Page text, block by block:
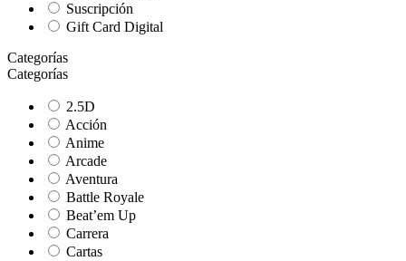
Suscripción
Gift Card Digital
Categorías
Categorías
2.5D
Acción
Anime
Arcade
Aventura
Battle Royale
Beat’em Up
Carrera
Cartas